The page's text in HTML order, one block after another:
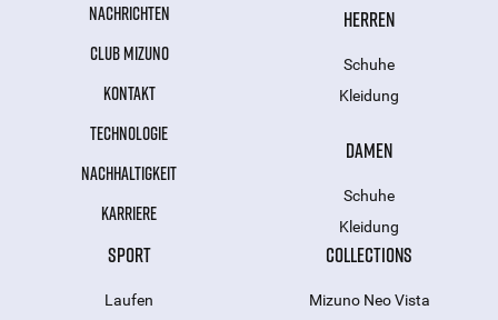
NACHRICHTEN
CLUB MIZUNO
KONTAKT
TECHNOLOGIE
NACHHALTIGKEIT
KARRIERE
HERREN
Schuhe
Kleidung
DAMEN
Schuhe
Kleidung
SPORT
Laufen
COLLECTIONS
Mizuno Neo Vista